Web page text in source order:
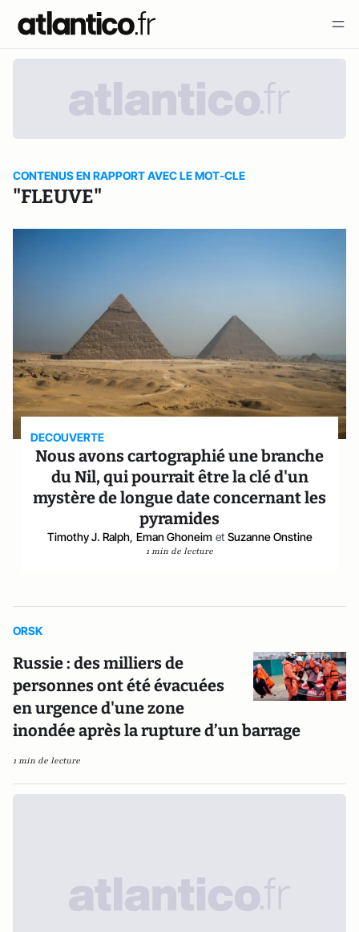
CONTENUS EN RAPPORT AVEC LE MOT-CLE
"FLEUVE"
DECOUVERTE
Nous avons cartographié une branche
du Nil, qui pourrait être la clé d'un
mystère de longue date concernant les
pyramides
Timothy J. Ralph, Eman Ghoneim et Suzanne Onstine
1 min de lecture
ORSK
Russie : des milliers de
personnes ont été évacuées
en urgence d'une zone
inondée après la rupture d’un barrage
1 min de lecture